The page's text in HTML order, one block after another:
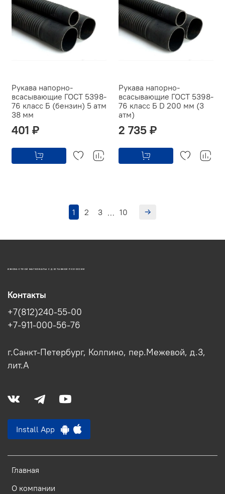
Рукава напорно-
всасывающие ГОСТ 5398-
76 класс Б (бензин) 5 атм
38 мм
401 ₽
Рукава напорно-
всасывающие ГОСТ 5398-
76 класс Б D 200 мм (3
атм)
2 735 ₽
1 2 3 … 10
ИЖОРА-СТРОЙ МАТЕРИАЛЫ С ДОСТАВКОЙ ПО РОССИИ
Главная
О компании
Контакты
+7(812)240-55-00
+7-911-000-56-76
г.Санкт-Петербург, Колпино, пер.Межевой, д.3,
лит.А
Install App